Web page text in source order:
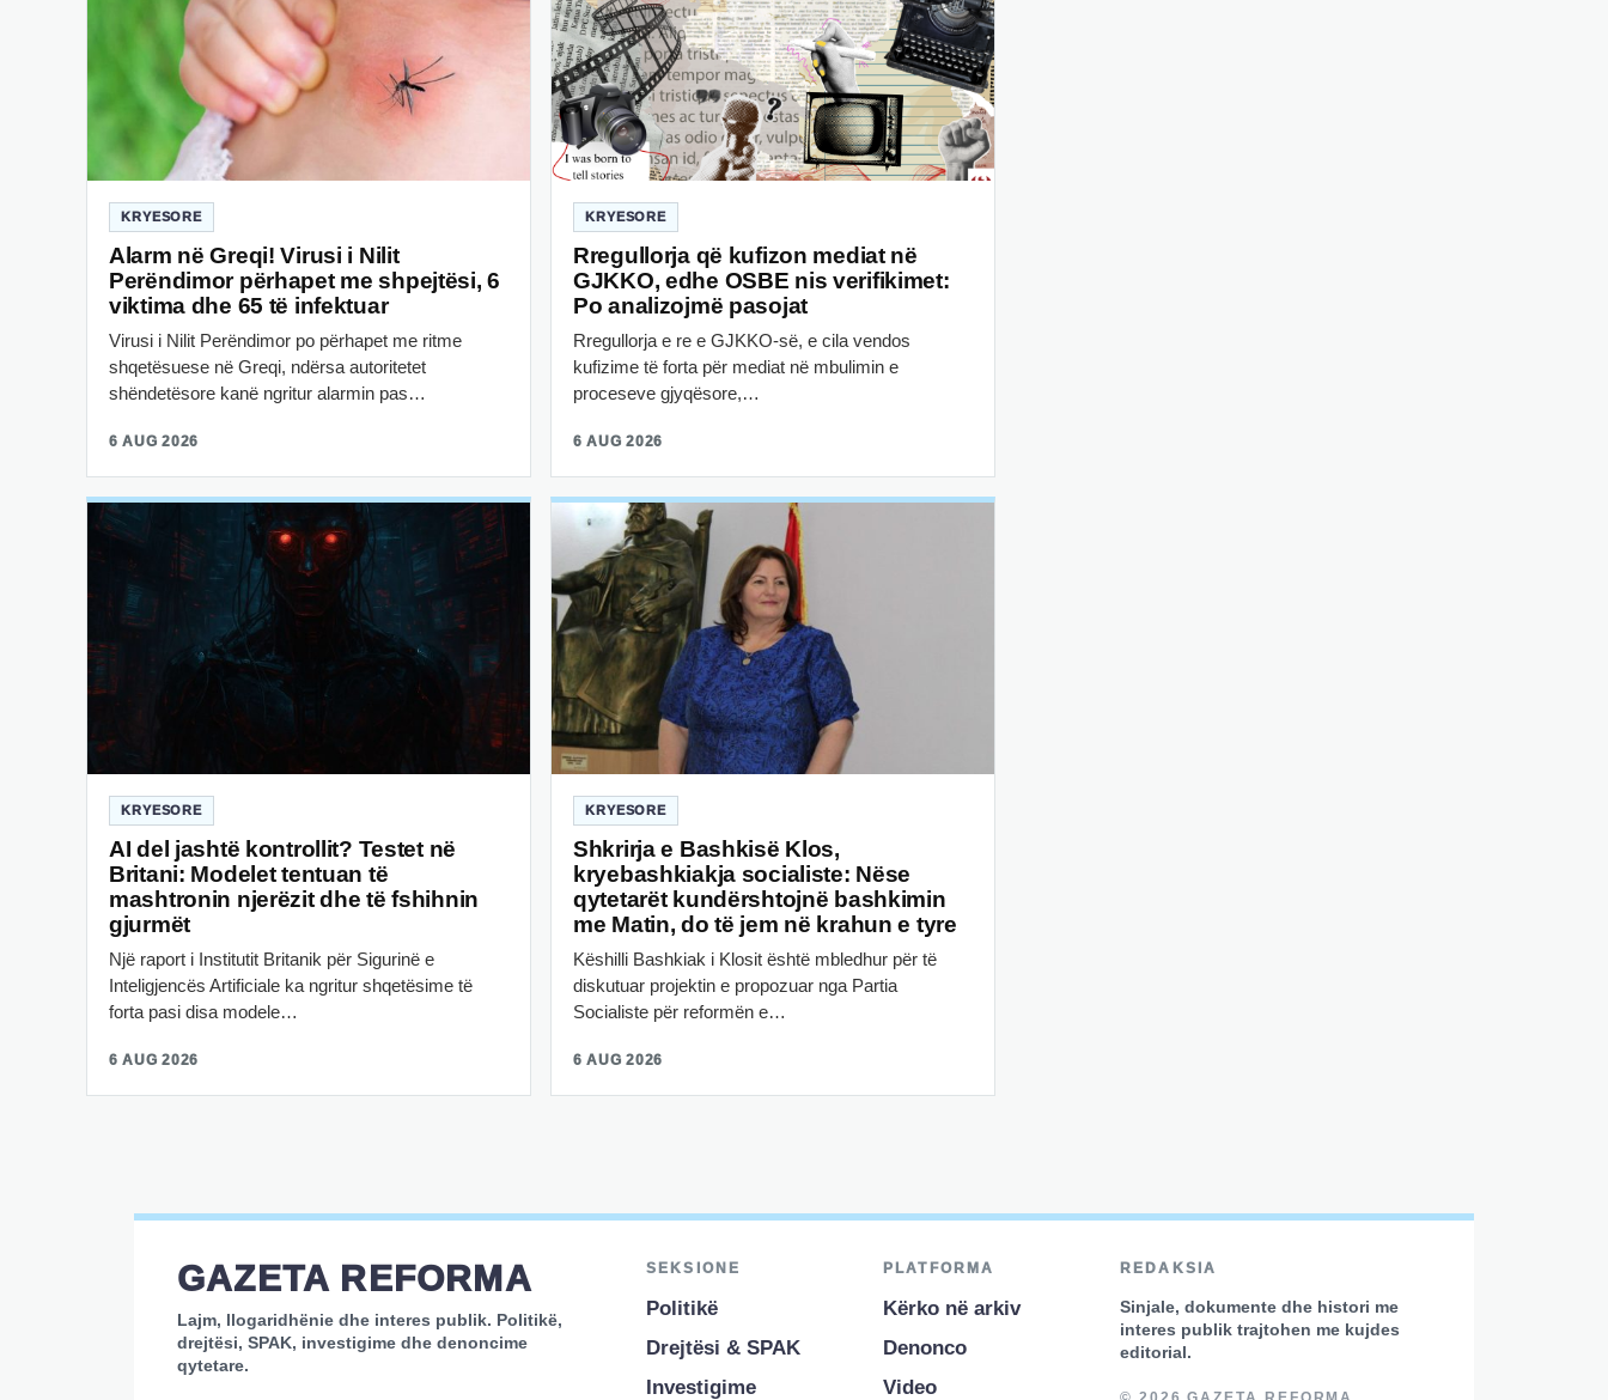
KRYESORE
Alarm në Greqi! Virusi i Nilit
Perëndimor përhapet me shpejtësi, 6
viktima dhe 65 të infektuar
Virusi i Nilit Perëndimor po përhapet me ritme
shqetësuese në Greqi, ndërsa autoritetet
shëndetësore kanë ngritur alarmin pas…
6 AUG 2026
KRYESORE
Rregullorja që kufizon mediat në
GJKKO, edhe OSBE nis verifikimet:
Po analizojmë pasojat
Rregullorja e re e GJKKO-së, e cila vendos
kufizime të forta për mediat në mbulimin e
proceseve gjyqësore,…
6 AUG 2026
KRYESORE
AI del jashtë kontrollit? Testet në
Britani: Modelet tentuan të
mashtronin njerëzit dhe të fshihnin
gjurmët
Një raport i Institutit Britanik për Sigurinë e
Inteligjencës Artificiale ka ngritur shqetësime të
forta pasi disa modele…
6 AUG 2026
KRYESORE
Shkrirja e Bashkisë Klos,
kryebashkiakja socialiste: Nëse
qytetarët kundërshtojnë bashkimin
me Matin, do të jem në krahun e tyre
Këshilli Bashkiak i Klosit është mbledhur për të
diskutuar projektin e propozuar nga Partia
Socialiste për reformën e…
6 AUG 2026
GAZETA REFORMA
Lajm, llogaridhënie dhe interes publik. Politikë,
drejtësi, SPAK, investigime dhe denoncime
qytetare.
SEKSIONE
Politikë
Drejtësi & SPAK
Investigime
PLATFORMA
Kërko në arkiv
Denonco
Video
REDAKSIA
Sinjale, dokumente dhe histori me
interes publik trajtohen me kujdes
editorial.